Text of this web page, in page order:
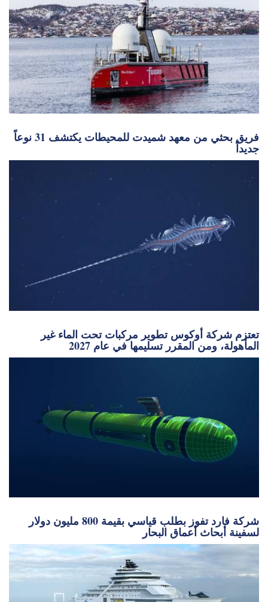
فريق بحثي من معهد شميدت للمحيطات يكتشف 31 نوعاً
جديداً
تعتزم شركة أوكوس تطوير مركبات تحت الماء غير
المأهولة، ومن المقرر تسليمها في عام 2027
شركة فارد تفوز بطلب قياسي بقيمة 800 مليون دولار
لسفينة أبحاث أعماق البحار